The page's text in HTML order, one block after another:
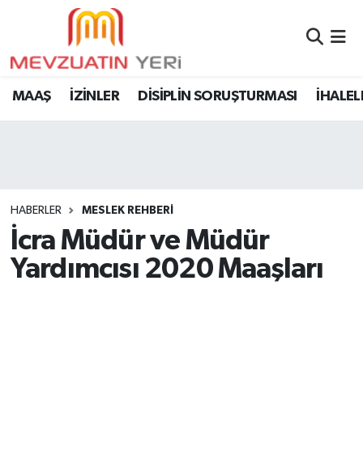
MAAŞ İZİNLER DİSİPLİN SORUŞTURMASI
HABERLER MESLEK REHBERİ
İcra Müdür ve Müdür
Yardımcısı 2020 Maaşları